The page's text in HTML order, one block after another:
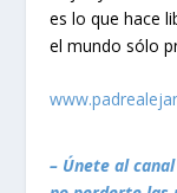
es lo que hace
el mundo sólo
– Únete al